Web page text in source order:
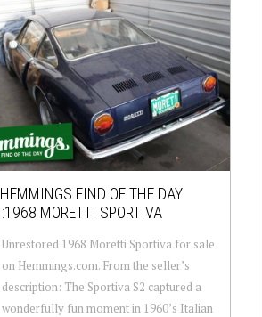
HEMMINGS FIND OF THE DAY
:1968 MORETTI SPORTIVA
Unrestored 1968 Moretti Sportiva for sale
on Hemmings.com. From the seller’s
description: The Sportiva S2 captured a
wonderfully fun moment in 1960’s Italian